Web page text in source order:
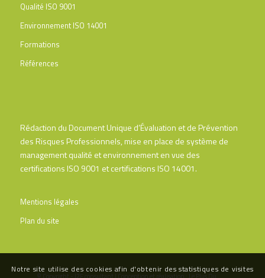
Qualité ISO 9001
Environnement ISO 14001
Formations
Références
Rédaction du Document Unique d’Évaluation et de Prévention
des Risques Professionnels, mise en place de système de
management qualité et environnement en vue des
certifications ISO 9001 et certifications ISO 14001.
Mentions légales
Plan du site
Notre site utilise des cookies afin d'obtenir des statistiques de visites